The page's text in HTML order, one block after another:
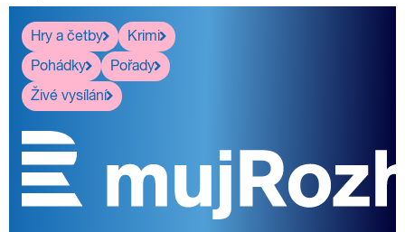
Hry a četby
Krimi
Pohádky
Pořady
Živé vysílání